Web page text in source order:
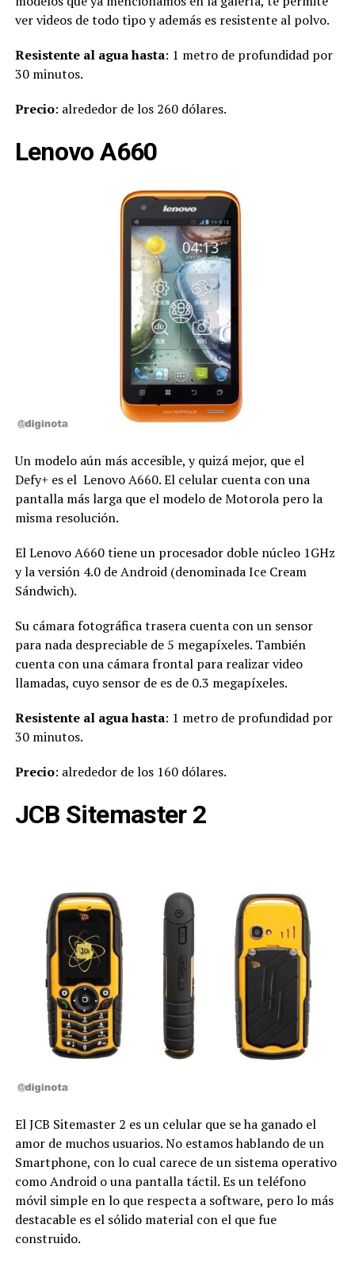
ver videos de todo tipo y además es resistente al polvo.
Resistente al agua hasta: 1 metro de profundidad por
30 minutos.
Precio: alrededor de los 260 dólares.
Lenovo A660
Un modelo aún más accesible, y quizá mejor, que el
Defy+ es el Lenovo A660. El celular cuenta con una
pantalla más larga que el modelo de Motorola pero la
misma resolución.
El Lenovo A660 tiene un procesador doble núcleo 1GHz
y la versión 4.0 de Android (denominada Ice Cream
Sándwich).
Su cámara fotográfica trasera cuenta con un sensor
para nada despreciable de 5 megapíxeles. También
cuenta con una cámara frontal para realizar video
llamadas, cuyo sensor de es de 0.3 megapíxeles.
Resistente al agua hasta: 1 metro de profundidad por
30 minutos.
Precio: alrededor de los 160 dólares.
JCB Sitemaster 2
El JCB Sitemaster 2 es un celular que se ha ganado el
amor de muchos usuarios. No estamos hablando de un
Smartphone, con lo cual carece de un sistema operativo
como Android o una pantalla táctil. Es un teléfono
móvil simple en lo que respecta a software, pero lo más
destacable es el sólido material con el que fue
construido.